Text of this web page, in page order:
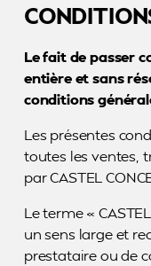
Le fait de passer
entière et sans
conditions
Les présentes
toutes les ventes,
par CASTEL
Le terme «
un sens large et
prestataire ou de